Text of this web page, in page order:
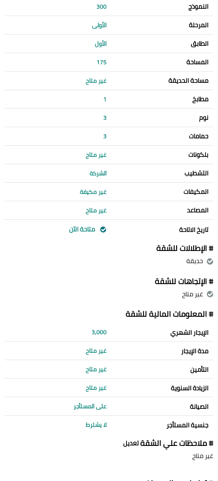
النموذج 300
المرحلة الأولى
الطابق الأول
المساحة 175
مساحة الحديقة غير متاح
مطابخ 1
نوم 3
حمامات 3
بلكونات غير متاح
التشطيب الشركة
المكيفات غير مكيفة
المصاعد غير متاح
تاريخ الاتاحة متاحة الآن
# الإطلالات للشقة
حديقة
# الإتجاهات للشقة
غير متاح
# المعلومات المالية للشقة
الإيجار الشهري 3,000
مدة الإيجار غير متاح
التأمين غير متاح
الزيادة السنوية غير متاح
الصيانة على المستأجر
جنسية المستأجر لا يشترط
# ملاحظات علي الشقةتعديل
غير متاح